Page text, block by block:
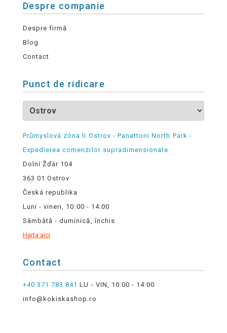
Despre companie
Despre firmă
Blog
Contact
Punct de ridicare
Průmyslová zóna II Ostrov - Panattoni North Park -
Expedierea comenzilor supradimensionate
Dolní Žďár 104
363 01 Ostrov
Česká republika
Luni - vineri, 10:00 - 14:00
Sâmbătă - duminică, închis
Harta aici
Contact
+40 371 783 841 LU - VIN, 10:00 - 14:00
info@kokiskashop.ro